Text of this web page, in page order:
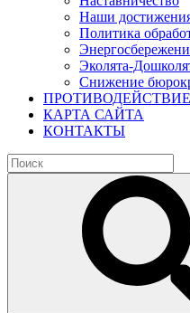
Наши
Политика
Эколята-
Снижение
КАРТА САЙТА
КОНТАКТЫ